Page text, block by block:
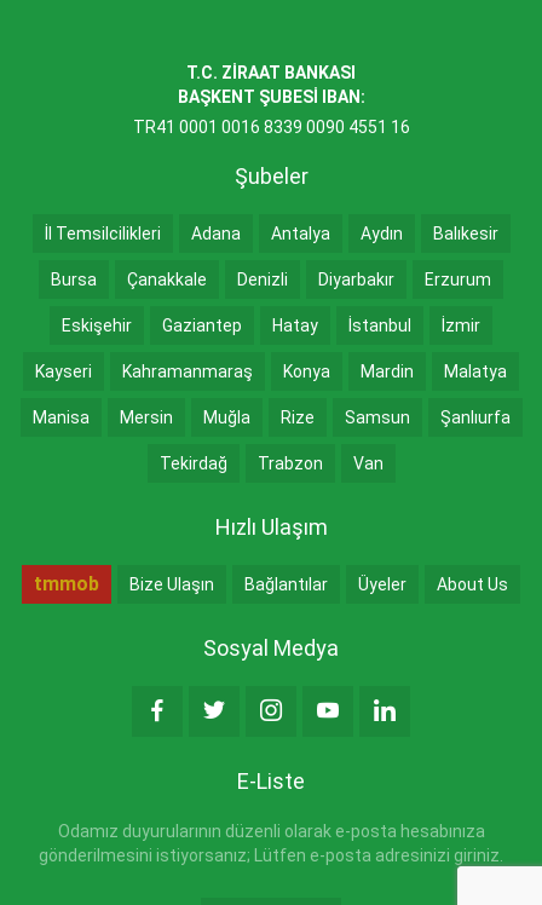
T.C. ZİRAAT BANKASI
BAŞKENT ŞUBESİ IBAN:
TR41 0001 0016 8339 0090 4551 16
Şubeler
İl Temsilcilikleri Adana Antalya Aydın Balıkesir
Bursa Çanakkale Denizli Diyarbakır Erzurum
Eskişehir Gaziantep Hatay İstanbul İzmir
Kayseri Kahramanmaraş Konya Mardin Malatya
Manisa Mersin Muğla Rize Samsun Şanlıurfa
Tekirdağ Trabzon Van
Hızlı Ulaşım
tmmob Bize Ulaşın Bağlantılar Üyeler About Us
Sosyal Medya
E-Liste
Odamız duyurularının düzenli olarak e-posta hesabınıza
gönderilmesini istiyorsanız; Lütfen e-posta adresinizi giriniz.